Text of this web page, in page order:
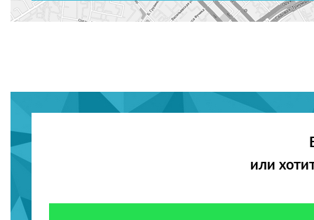
или